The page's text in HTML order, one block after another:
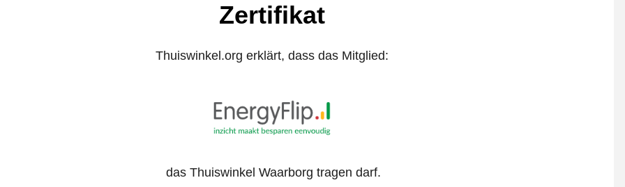
Zertifikat
Thuiswinkel.org erklärt, dass das Mitglied:
das Thuiswinkel Waarborg tragen darf.